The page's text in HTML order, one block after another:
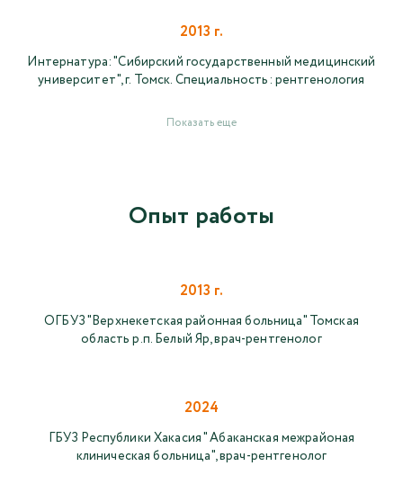
2013 г.
Интернатура: "Сибирский государственный медицинский
университет", г. Томск. Специальность: рентгенология
Показать еще
Опыт работы
2013 г.
ОГБУЗ "Верхнекетская районная больница" Томская
область р.п. Белый Яр, врач-рентгенолог
2024
ГБУЗ Республики Хакасия " Абаканская межрайоная
клиническая больница", врач-рентгенолог